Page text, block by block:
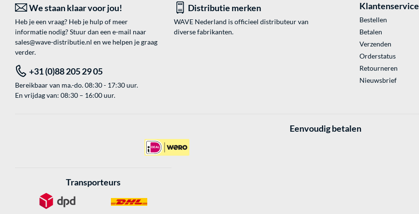
We staan klaar voor jou!
Heb je een vraag? Heb je hulp of meer
informatie nodig? Stuur dan een e-mail naar
sales@wave-distributie.nl en we helpen je graag
verder.
Distributie merken
WAVE Nederland is officieel distributeur van
diverse fabrikanten.
+31 (0)88 205 29 05
Bereikbaar van ma.-do. 08:30 - 17:30 uur.
En vrijdag van: 08:30 – 16:00 uur.
Klantenservice
Bestellen
Betalen
Verzenden
Orderstatus
Retourneren
Nieuwsbrief
Eenvoudig betalen
Transporteurs